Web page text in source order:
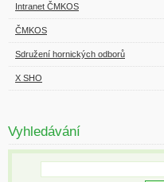
Intranet ČMKOS
ČMKOS
Sdružení hornických odborů
X SHO
Vyhledávání